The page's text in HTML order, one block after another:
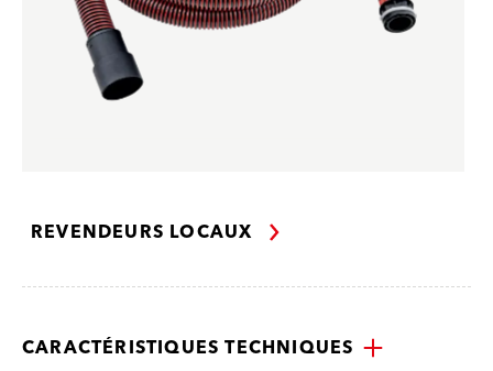
REVENDEURS LOCAUX
CARACTÉRISTIQUES TECHNIQUES